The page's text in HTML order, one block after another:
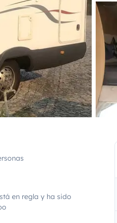
en regla y ha sido